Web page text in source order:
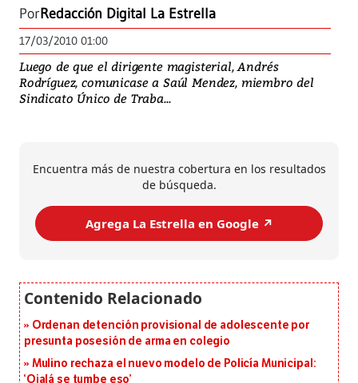
PorRedacción Digital La Estrella
17/03/2010 01:00
Luego de que el dirigente magisterial, Andrés
Rodríguez, comunicase a Saúl Mendez, miembro del
Sindicato Único de Traba...
Encuentra más de nuestra cobertura en los resultados
de búsqueda.
Agrega La Estrella en Google ↗️
Ordenan detención provisional de adolescente por
presunta posesión de arma en colegio
Mulino rechaza el nuevo modelo de Policía Municipal:
‘Ojalá se tumbe eso’